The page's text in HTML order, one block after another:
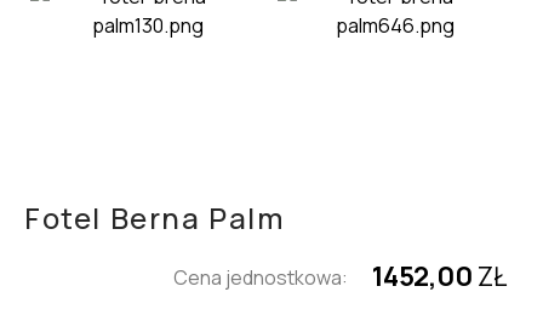
Fotel Berna Palm
Cena jednostkowa: 1452,00 ZŁ